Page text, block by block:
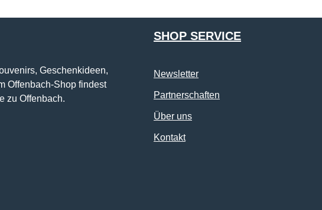
Geschenkideen,
Offenbach-Shop findest
zu Offenbach.
SHOP SERVICE
Newsletter
Partnerschaften
Über uns
Kontakt